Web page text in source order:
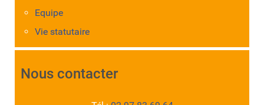
Equipe
Vie statutaire
Nous contacter